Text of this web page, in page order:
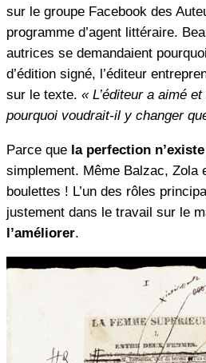
sur le groupe Facebook des
programme d’agent littéraire.
autrices se demandaient
d’édition signé, l’éditeur
sur le texte. « L’éditeur a aimé
pourquoi voudrait-il y changer
Parce que la perfection
simplement. Même Balzac, Zola
boulettes ! L’un des rôles
justement dans le travail sur le
l’améliorer.